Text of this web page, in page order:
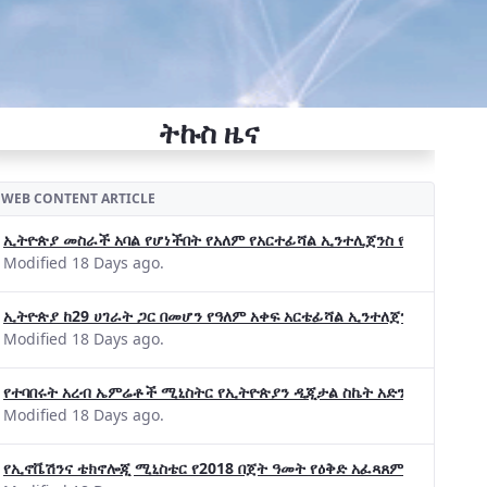
ትኩስ ዜና
WEB CONTENT ARTICLE
ኢትዮጵያ መስራች አባል የሆነችበት የአለም የአርተፊሻል ኢንተሊጀንስ የትብብር
Modified 18 Days ago.
ኢትዮጵያ ከ29 ሀገራት ጋር በመሆን የዓለም አቀፍ አርቴፊሻል ኢንተለጀንስ ትብብር
Modified 18 Days ago.
የተባበሩት አረብ ኤምሬቶች ሚኒስትር የኢትዮጵያን ዲጂታል ስኬት አድንቀዋል
Modified 18 Days ago.
የኢኖቬሽንና ቴክኖሎጂ ሚኒስቴር የ2018 በጀት ዓመት የዕቅድ አፈጻጸምና የቀጣይ